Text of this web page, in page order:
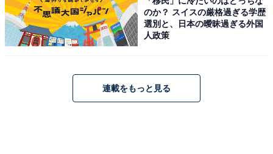
のか？ スイスの厳格過ぎる学歴
選別と、日本の曖昧過ぎる外国
人政策
連載をもっと見る